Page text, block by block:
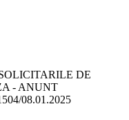
DE
- ANUNT
08.01.2025